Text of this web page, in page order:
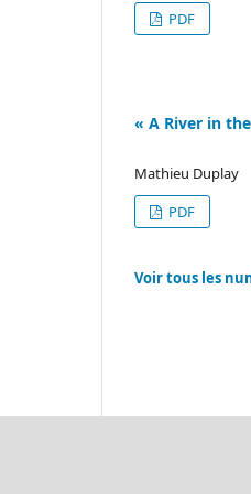
PDF
« A River in
Mathieu Duplay
PDF
Voir tous les